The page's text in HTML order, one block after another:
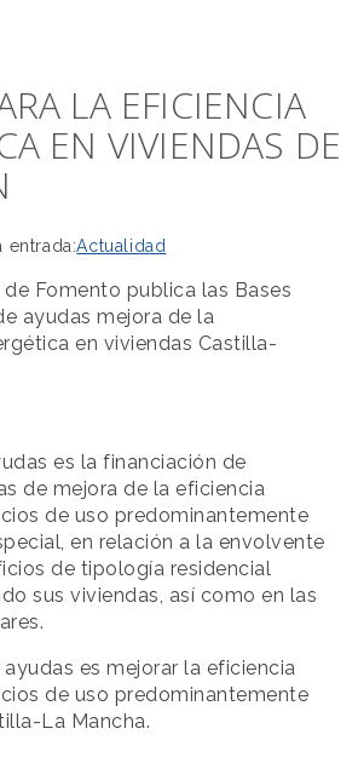
LA EFICIENCIA
EN VIVIENDAS DE
entrada:Actualidad
de Fomento publica las Bases
ayudas mejora de la
en viviendas Castilla-
es la financiación de
de mejora de la eficiencia
de uso predominantemente
en relación a la envolvente
de tipología residencial
sus viviendas, así como en las
es mejorar la eficiencia
de uso predominantemente
La Mancha.